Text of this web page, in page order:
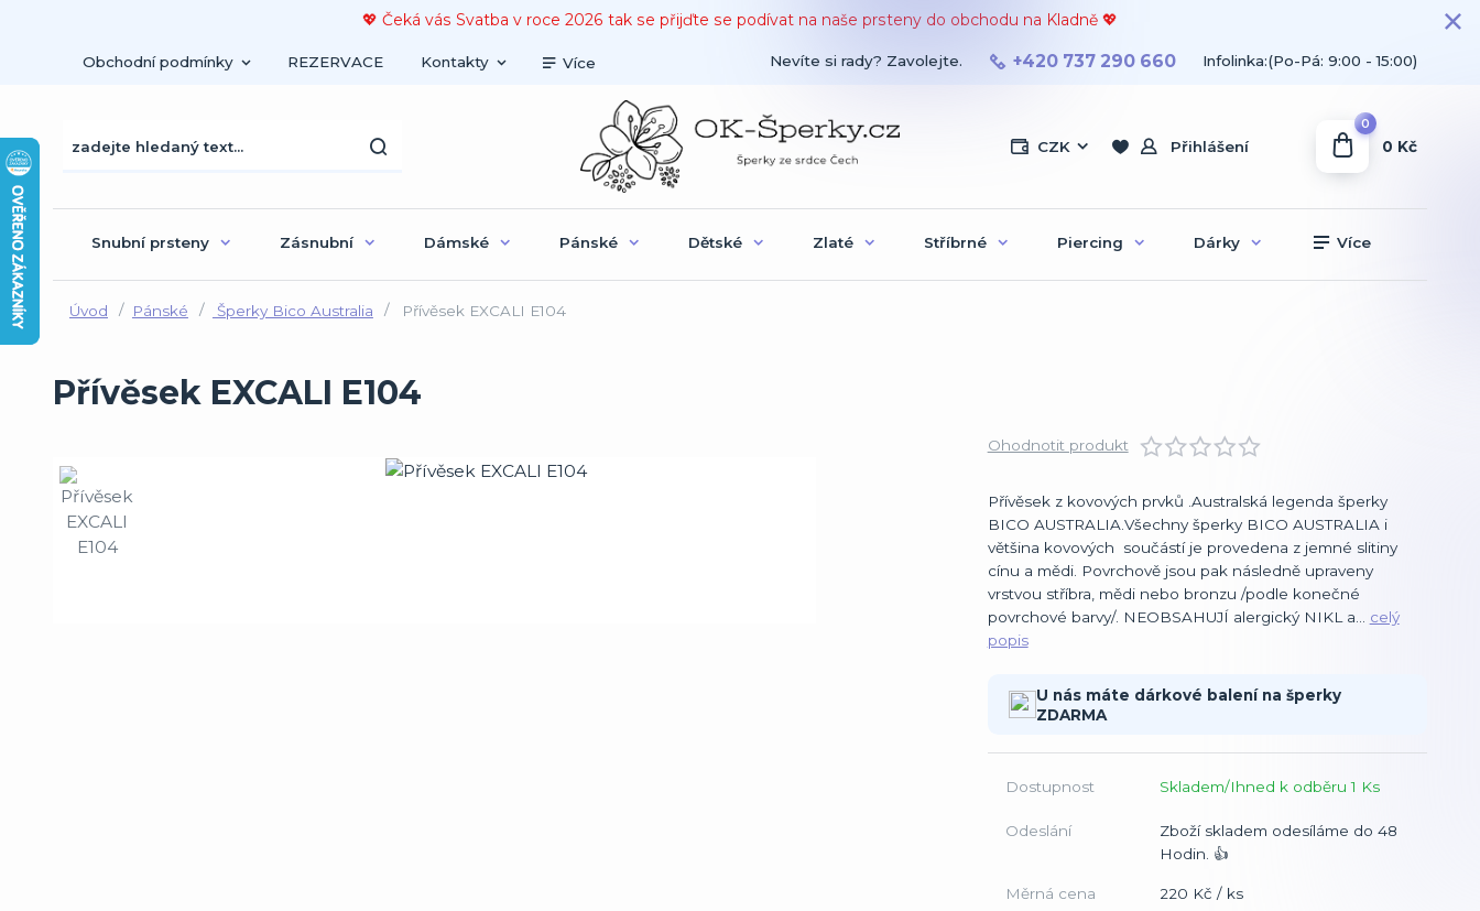
💖 Čeká vás Svatba v roce 2026 tak se přijďte se podívat na naše prsteny do obchodu na Kladně 💖
Obchodní podmínky REZERVACE Kontakty Více
CZK Přihlášení
Nevíte si rady? Zavolejte. +420 737 290 660 Infolinka:(Po-Pá: 9:00 - 15:00)
0
0 Kč
Snubní prsteny Zásnubní Dámské Pánské Dětské Zlaté Stříbrné Piercing Dárky Více
Úvod Pánské Šperky Bico Australia Přívěsek EXCALI E104
Přívěsek EXCALI E104
Ohodnotit produkt
Přívěsek z kovových prvků .Australská legenda šperky
BICO AUSTRALIA.Všechny šperky BICO AUSTRALIA i
většina kovových součástí je provedena z jemné slitiny
cínu a mědi. Povrchově jsou pak následně upraveny
vrstvou stříbra, mědi nebo bronzu /podle konečné
povrchové barvy/. NEOBSAHUJÍ alergický NIKL a... celý
popis
U nás máte dárkové balení na šperky
ZDARMA
Dostupnost Skladem/Ihned k odběru 1 Ks
Odeslání
Zboží skladem odesíláme do 48
Hodin. 👍
Měrná cena 220 Kč / ks